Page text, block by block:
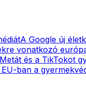
A Google új
vonatkozó
és a TikTokot
ban a